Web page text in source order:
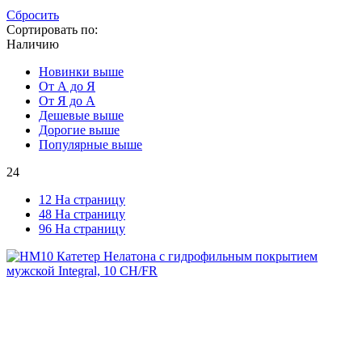
Сбросить
Сортировать по:
Наличию
Новинки выше
От А до Я
От Я до А
Дешевые выше
Дорогие выше
Популярные выше
24
12 На страницу
48 На страницу
96 На страницу